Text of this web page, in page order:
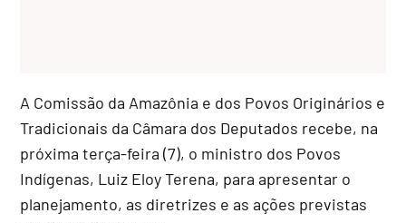
A Comissão da Amazônia e dos Povos Originários e
Tradicionais da Câmara dos Deputados recebe, na
próxima terça-feira (7), o ministro dos Povos
Indígenas, Luiz Eloy Terena, para apresentar o
planejamento, as diretrizes e as ações previstas